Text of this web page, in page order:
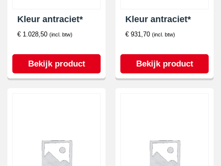
Kleur antraciet*
€ 1.028,50 (incl. btw)
Bekijk product
Kleur antraciet*
€ 931,70 (incl. btw)
Bekijk product